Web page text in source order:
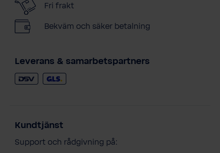
Fri frakt
Bekväm och säker betalning
Leverans & samarbetspartners
Kundtjänst
Support och rådgivning på: